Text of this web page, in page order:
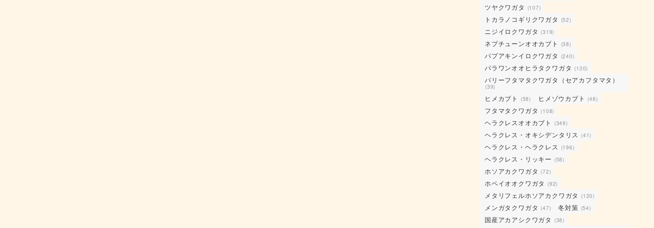
ツヤクワガタ (107)
トカラノコギリクワガタ (52)
ニジイロクワガタ (319)
ネプチューンオオカブト (38)
パプアキンイロクワガタ (240)
パラワンオオヒラタクワガタ (120)
パリーフタマタクワガタ（セアカフタマタ）
(39)
ヒメカブト (58) ヒメゾウカブト (48)
フタマタクワガタ (108)
ヘラクレスオオカブト (349)
ヘラクレス・オキシデンタリス (41)
ヘラクレス・ヘラクレス (196)
ヘラクレス・リッキー (58)
ホソアカクワガタ (72)
ホペイオオクワガタ (92)
メタリフェルホソアカクワガタ (120)
メンガタクワガタ (47) 冬対策 (54)
国産アカアシクワガタ (38)